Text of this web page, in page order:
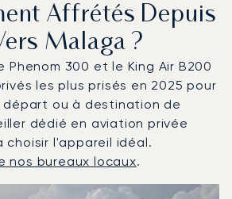
Affrétés Depuis
Malaga ?
Phenom 300 et le King Air B200
les plus prisés en 2025 pour
départ ou à destination de
dédié en aviation privée
choisir l'appareil idéal.
nos bureaux locaux.
Modèle d'aéronef
Sièges